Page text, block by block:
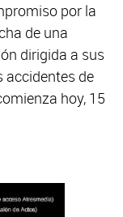
por la
de una
dirigida a sus
accidentes de
hoy, 15